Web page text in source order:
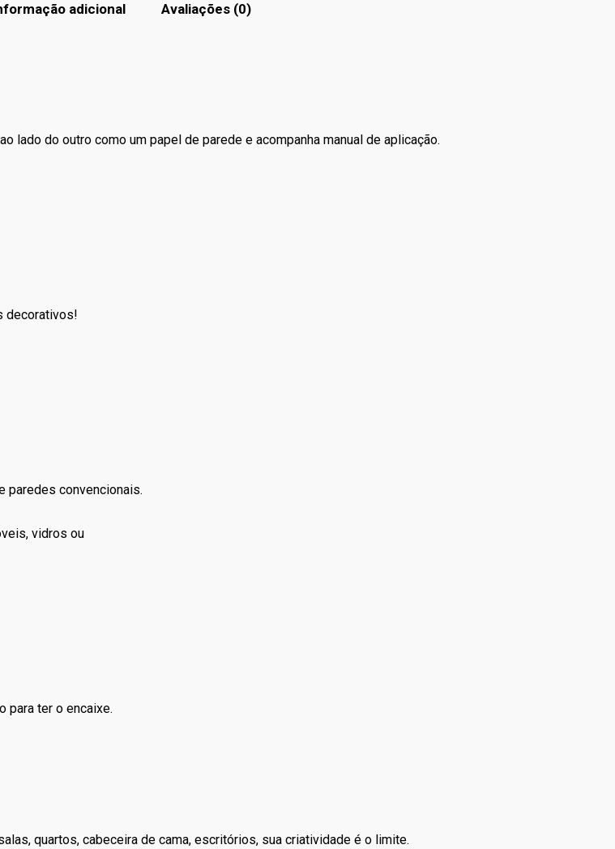
adicional Avaliações (0)
lado do outro como um papel de parede e acompanha manual de aplicação.
decorativos!
paredes convencionais.
vidros ou
para ter o encaixe.
quartos, cabeceira de cama, escritórios, sua criatividade é o limite.